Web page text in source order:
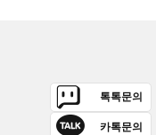
톡톡문의
카톡문의